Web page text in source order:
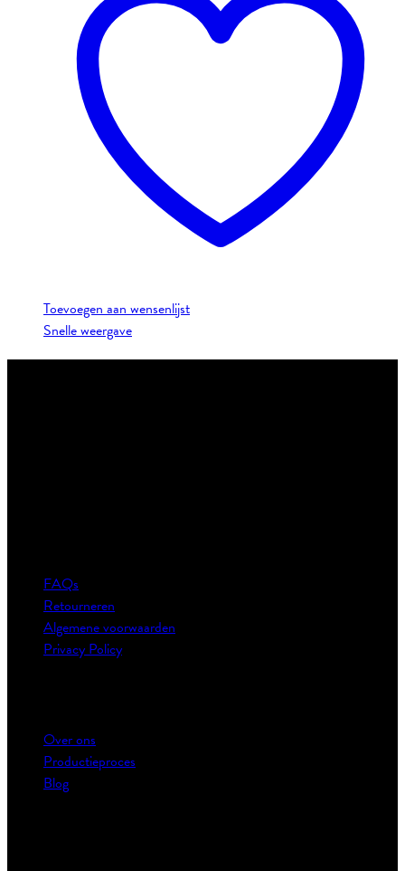
Toevoegen aan wensenlijst
Snelle weergave
FAQs
Retourneren
Algemene voorwaarden
Privacy Policy
Over ons
Productieproces
Blog